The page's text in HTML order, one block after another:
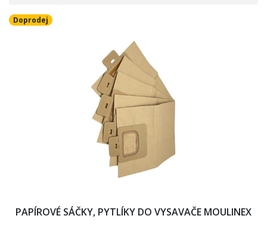
Doprodej
PAPÍROVÉ SÁČKY, PYTLÍKY DO VYSAVAČE MOULINEX